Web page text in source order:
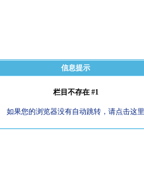
信息提示
栏目不存在 #1
如果您的浏览器没有自动跳转，请点击这里